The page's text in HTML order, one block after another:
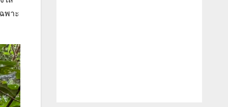
พาะ